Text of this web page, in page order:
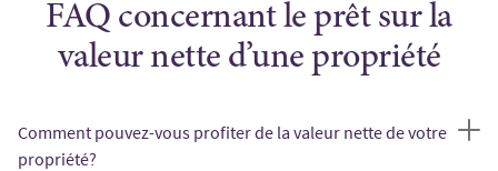
FAQ concernant le prêt sur la
valeur nette d’une propriété
Comment pouvez-vous profiter de la valeur nette de votre
propriété?